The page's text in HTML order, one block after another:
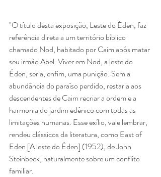
"O título desta exposição, Leste do Éden, faz
referência direta a um território bíblico
chamado Nod, habitado por Caim após matar
seu irmão Abel. Viver em Nod, a leste do
Éden, seria, enfim, uma punição. Sem a
abundância do paraíso perdido, restaria aos
descendentes de Caim recriar a ordem e a
harmonia do jardim edênico com todas as
limitações humanas. Esse exílio, vale lembrar,
rendeu clássicos da literatura, como East of
Eden [A leste do Éden] (1952), de John
Steinbeck, naturalmente sobre um conflito
familiar.